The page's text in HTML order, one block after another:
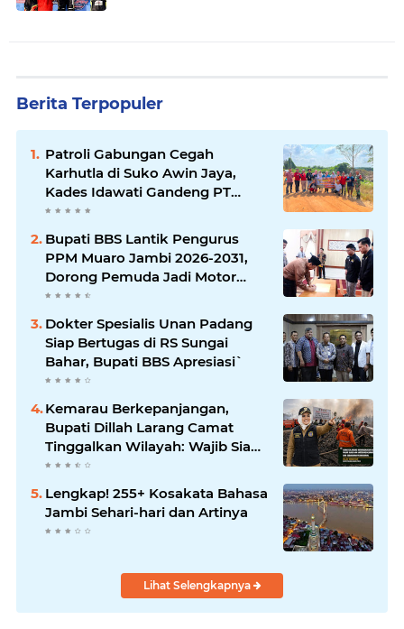
Berita Terpopuler
Patroli Gabungan Cegah
Karhutla di Suko Awin Jaya,
Kades Idawati Gandeng PT
BBB-S, TNI dan BPD
Bupati BBS Lantik Pengurus
PPM Muaro Jambi 2026-2031,
Dorong Pemuda Jadi Motor
Perubahan
Dokter Spesialis Unan Padang
Siap Bertugas di RS Sungai
Bahar, Bupati BBS Apresiasi`
Kemarau Berkepanjangan,
Bupati Dillah Larang Camat
Tinggalkan Wilayah: Wajib Siaga
Hadapi Karhutla dan Kebakaran
Lengkap! 255+ Kosakata Bahasa
Jambi Sehari-hari dan Artinya
Lihat Selengkapnya